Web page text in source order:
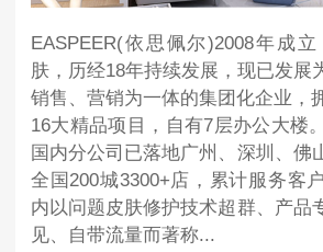
EASPEER(依思佩尔)2008年成
肤，历经18年持续发展，现已发展
销售、营销为一体的集团化企业，
16大精品项目，自有7层办公大楼
国内分公司已落地广州、深圳、佛
全国200城3300+店，累计服务客
内以问题皮肤修护技术超群、产品
见、自带流量而著称...